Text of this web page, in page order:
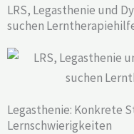
LRS, Legasthenie und
suchen
Legasthenie: Konkrete
Lernschwierigkeiten